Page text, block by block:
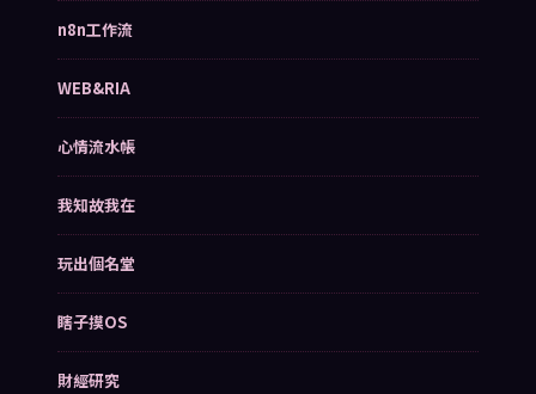
n8n工作流
WEB&RIA
心情流水帳
我知故我在
玩出個名堂
瞎子摸OS
財經研究